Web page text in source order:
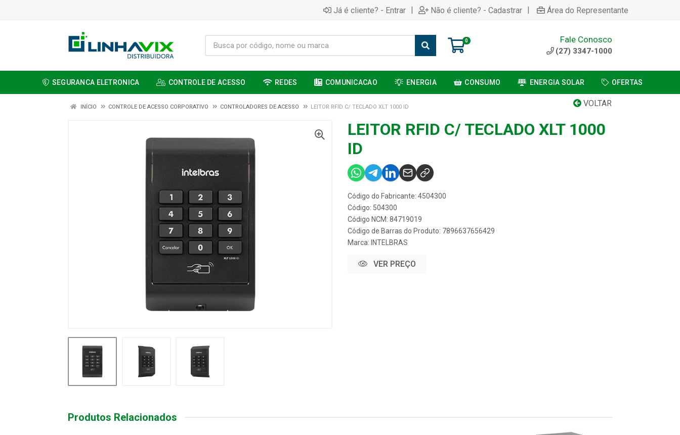
Já é cliente? - Entrar | Não é cliente? - Cadastrar | Área do Representante
0 Fale Conosco
(27) 3347-1000
SEGURANCA ELETRONICA CONTROLE DE ACESSO REDES COMUNICACAO ENERGIA CONSUMO ENERGIA SOLAR OFERTAS
VOLTAR
INÍCIO CONTROLE DE ACESSO CORPORATIVO CONTROLADORES DE ACESSO LEITOR RFID C/ TECLADO XLT 1000 ID
LEITOR RFID C/ TECLADO XLT 1000
ID
Código do Fabricante: 4504300
Código: 504300
Código NCM: 84719019
Código de Barras do Produto: 7896637656429
Marca: INTELBRAS
VER PREÇO
Produtos Relacionados